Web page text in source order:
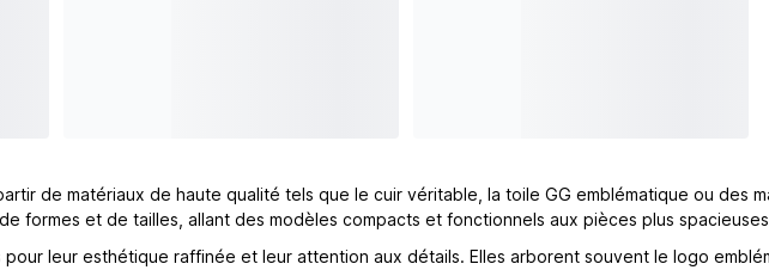
de matériaux de haute qualité tels que le cuir véritable, la toile GG emblématique ou des
formes et de tailles, allant des modèles compacts et fonctionnels aux pièces plus
leur esthétique raffinée et leur attention aux détails. Elles arborent souvent le logo